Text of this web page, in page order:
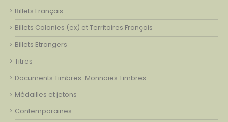
Billets Français
Billets Colonies (ex) et Territoires Français
Billets Etrangers
Titres
Documents Timbres-Monnaies Timbres
Médailles et jetons
Contemporaines